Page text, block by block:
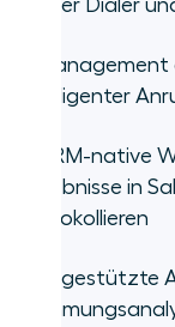
Power Dialer
intelligenter
CRM-native
Ergebnisse in
protokollieren
KI-gestützte